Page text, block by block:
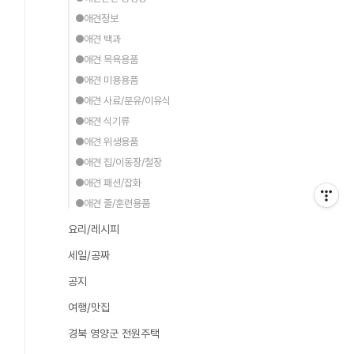
●애견정보
●애견 백과
●애견 목욕용품
●애견 미용용품
●애견 사료/분유/이유식
●애견 식기류
●애견 위생용품
●애견 집/이동장/철장
●애견 패션/잡화
●애견 줄/훈련용품
요리/레시피
세일/공짜
공지
여행/맛집
경북 영양군 전원주택